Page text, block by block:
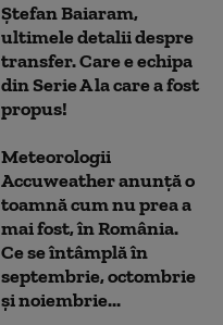
Ștefan Baiaram,
ultimele detalii despre
transfer. Care e echipa
din Serie A la care a fost
propus!
Meteorologii
Accuweather anunță o
toamnă cum nu prea a
mai fost, în România.
Ce se întâmplă în
septembrie, octombrie
și noiembrie...